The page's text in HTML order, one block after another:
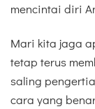
mencintai diri
Mari kita jaga
tetap terus
saling
cara yang